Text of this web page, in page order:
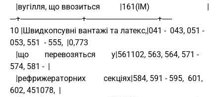
   |вугілля, що ввозиться          |161(ІМ)                             |
---+-------------------------------+------------------------------------+-----
10 |Швидкопсувні вантажі та латекс,|041 -  043, 051 -
053, 551  - 555,  |0,773
574, 581 -  |
602, 451078,  |